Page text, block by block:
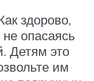
здорово,
опасаясь
Детям это
им